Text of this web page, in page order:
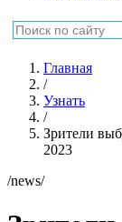
Главная
/
Узнать
/
Зрители
2023
/news/